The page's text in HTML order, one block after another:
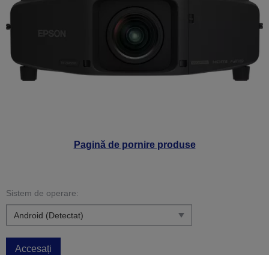
Pagină de pornire produse
Sistem de operare:
Accesați